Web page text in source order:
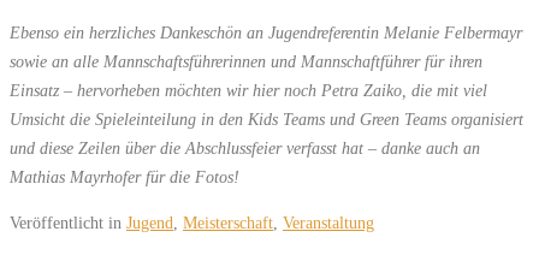
Ebenso ein herzliches Dankeschön an Jugendreferentin Melanie Felbermayr
sowie an alle Mannschaftsführerinnen und Mannschaftführer für ihren
Einsatz – hervorheben möchten wir hier noch Petra Zaiko, die mit viel
Umsicht die Spieleinteilung in den Kids Teams und Green Teams organisiert
und diese Zeilen über die Abschlussfeier verfasst hat – danke auch an
Mathias Mayrhofer für die Fotos!
Veröffentlicht in Jugend, Meisterschaft, Veranstaltung